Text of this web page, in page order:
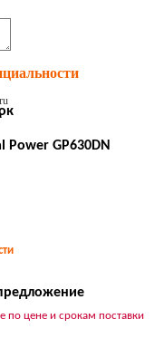
Power GP630DN
по цене и срокам поставки